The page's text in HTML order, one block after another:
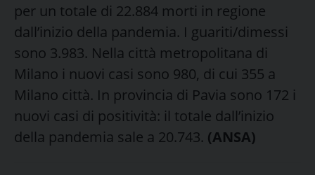
per un totale di 22.884 morti in regione
dall’inizio della pandemia. I guariti/dimessi
sono 3.983. Nella città metropolitana di
Milano i nuovi casi sono 980, di cui 355 a
Milano città. In provincia di Pavia sono 172 i
nuovi casi di positività: il totale dall’inizio
della pandemia sale a 20.743. (ANSA)